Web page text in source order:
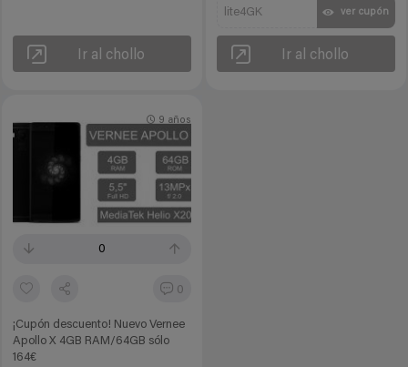
Ir al chollo
lite4GK ver cupón
Ir al chollo
0
0
¡Cupón descuento! Nuevo Vernee
Apollo X 4GB RAM/64GB sólo
164€
9 años